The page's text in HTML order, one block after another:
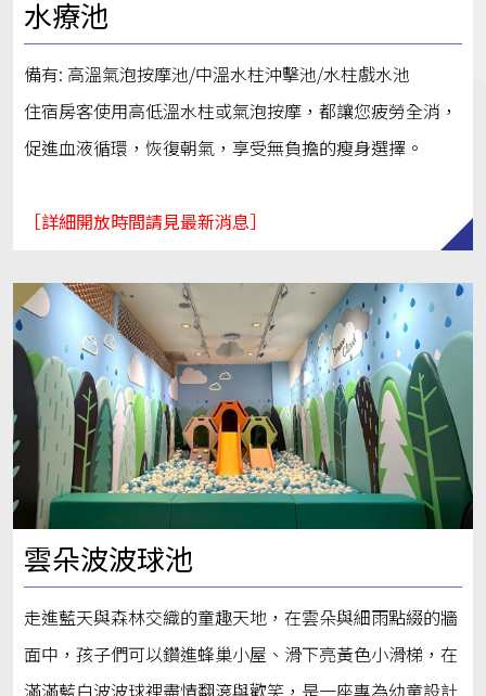
水療池
備有: 高溫氣泡按摩池/中溫水柱沖擊池/水柱戲水池
住宿房客使用高低溫水柱或氣泡按摩，都讓您疲勞全消，
促進血液循環，恢復朝氣，享受無負擔的瘦身選擇。
［詳細開放時間請見最新消息］
雲朵波波球池
走進藍天與森林交織的童趣天地，在雲朵與細雨點綴的牆
面中，孩子們可以鑽進蜂巢小屋、滑下亮黃色小滑梯，在
滿滿藍白波波球裡盡情翻滾與歡笑，是一座專為幼童設計